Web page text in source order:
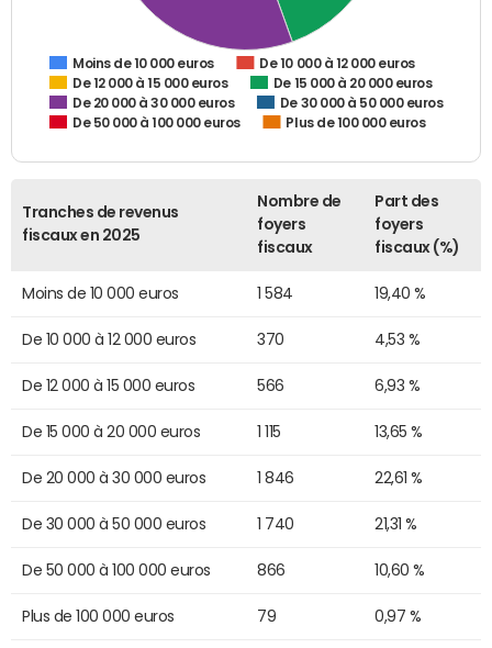
Moins de 10 000 euros
De 10 000 à 12 000 euros
De 12 000 à 15 000 euros
De 15 000 à 20 000 euros
De 20 000 à 30 000 euros
De 30 000 à 50 000 euros
De 50 000 à 100 000 euros
Plus de 100 000 euros
Tranches de revenus
fiscaux en 2025
Nombre de
foyers
fiscaux
Part des
foyers
fiscaux (%)
Moins de 10 000 euros 1 584 19,40 %
De 10 000 à 12 000 euros 370 4,53 %
De 12 000 à 15 000 euros 566 6,93 %
De 15 000 à 20 000 euros 1 115 13,65 %
De 20 000 à 30 000 euros 1 846 22,61 %
De 30 000 à 50 000 euros 1 740 21,31 %
De 50 000 à 100 000 euros 866 10,60 %
Plus de 100 000 euros 79 0,97 %